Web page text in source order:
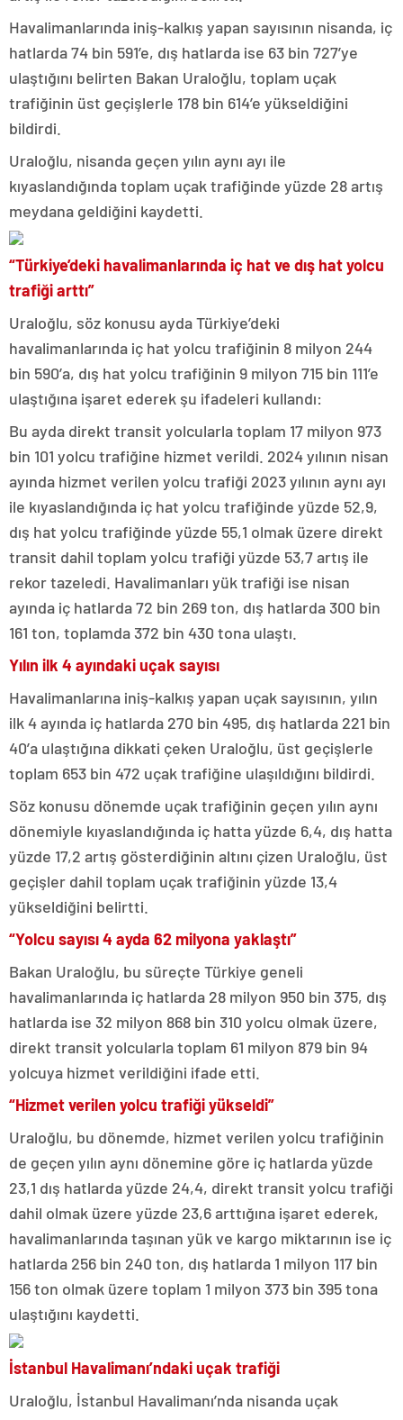
Havalimanlarında iniş-kalkış yapan sayısının nisanda, iç
hatlarda 74 bin 591’e, dış hatlarda ise 63 bin 727’ye
ulaştığını belirten Bakan Uraloğlu, toplam uçak
trafiğinin üst geçişlerle 178 bin 614’e yükseldiğini
bildirdi.
Uraloğlu, nisanda geçen yılın aynı ayı ile
kıyaslandığında toplam uçak trafiğinde yüzde 28 artış
meydana geldiğini kaydetti.
“Türkiye’deki havalimanlarında iç hat ve dış hat yolcu
trafiği arttı”
Uraloğlu, söz konusu ayda Türkiye’deki
havalimanlarında iç hat yolcu trafiğinin 8 milyon 244
bin 590’a, dış hat yolcu trafiğinin 9 milyon 715 bin 111’e
ulaştığına işaret ederek şu ifadeleri kullandı:
Bu ayda direkt transit yolcularla toplam 17 milyon 973
bin 101 yolcu trafiğine hizmet verildi. 2024 yılının nisan
ayında hizmet verilen yolcu trafiği 2023 yılının aynı ayı
ile kıyaslandığında iç hat yolcu trafiğinde yüzde 52,9,
dış hat yolcu trafiğinde yüzde 55,1 olmak üzere direkt
transit dahil toplam yolcu trafiği yüzde 53,7 artış ile
rekor tazeledi. Havalimanları yük trafiği ise nisan
ayında iç hatlarda 72 bin 269 ton, dış hatlarda 300 bin
161 ton, toplamda 372 bin 430 tona ulaştı.
Yılın ilk 4 ayındaki uçak sayısı
Havalimanlarına iniş-kalkış yapan uçak sayısının, yılın
ilk 4 ayında iç hatlarda 270 bin 495, dış hatlarda 221 bin
40’a ulaştığına dikkati çeken Uraloğlu, üst geçişlerle
toplam 653 bin 472 uçak trafiğine ulaşıldığını bildirdi.
Söz konusu dönemde uçak trafiğinin geçen yılın aynı
dönemiyle kıyaslandığında iç hatta yüzde 6,4, dış hatta
yüzde 17,2 artış gösterdiğinin altını çizen Uraloğlu, üst
geçişler dahil toplam uçak trafiğinin yüzde 13,4
yükseldiğini belirtti.
“Yolcu sayısı 4 ayda 62 milyona yaklaştı”
Bakan Uraloğlu, bu süreçte Türkiye geneli
havalimanlarında iç hatlarda 28 milyon 950 bin 375, dış
hatlarda ise 32 milyon 868 bin 310 yolcu olmak üzere,
direkt transit yolcularla toplam 61 milyon 879 bin 94
yolcuya hizmet verildiğini ifade etti.
“Hizmet verilen yolcu trafiği yükseldi”
Uraloğlu, bu dönemde, hizmet verilen yolcu trafiğinin
de geçen yılın aynı dönemine göre iç hatlarda yüzde
23,1 dış hatlarda yüzde 24,4, direkt transit yolcu trafiği
dahil olmak üzere yüzde 23,6 arttığına işaret ederek,
havalimanlarında taşınan yük ve kargo miktarının ise iç
hatlarda 256 bin 240 ton, dış hatlarda 1 milyon 117 bin
156 ton olmak üzere toplam 1 milyon 373 bin 395 tona
ulaştığını kaydetti.
İstanbul Havalimanı’ndaki uçak trafiği
Uraloğlu, İstanbul Havalimanı’nda nisanda uçak